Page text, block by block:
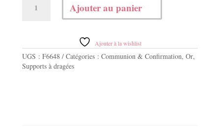
étages
30x10x31cm
Ajouter au panier
Ajouter à la wishlist
UGS : F6648 Catégories : Communion & Confirmation, Or,
Supports à dragées